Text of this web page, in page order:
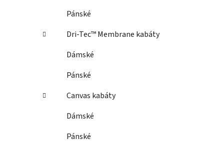
Pánské
Dri-Tec™ Membrane kabáty
Dámské
Pánské
Canvas kabáty
Dámské
Pánské